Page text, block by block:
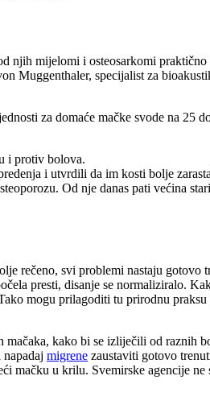
njih mijelomi i osteosarkomi praktično
Muggenthaler, specijalist za
za domaće mačke svode na 25
i protiv bolova.
i utvrdili da im kosti bolje
Od nje danas pati većina
rečeno, svi problemi nastaju gotovo
presti, disanje se normaliziralo.
mogu prilagoditi tu prirodnu
kako bi se izliječili od raznih
migrene zaustaviti gotovo
mačku u krilu. Svemirske agencije